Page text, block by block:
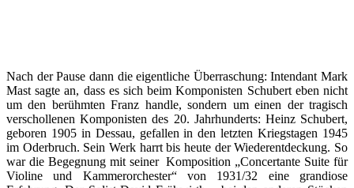
Nach der Pause dann die eigentliche Überraschung: Intendant Mark
Mast sagte an, dass es sich beim Komponisten Schubert eben nicht
um den berühmten Franz handle, sondern um einen der tragisch
verschollenen Komponisten des 20. Jahrhunderts: Heinz Schubert,
geboren 1905 in Dessau, gefallen in den letzten Kriegstagen 1945
im Oderbruch. Sein Werk harrt bis heute der Wiederentdeckung. So
war die Begegnung mit seiner Komposition „Concertante Suite für
Violine und Kammerorchester“ von 1931/32 eine grandiose